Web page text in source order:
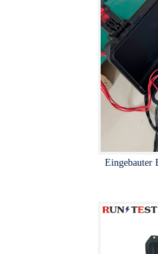
Eingebauter